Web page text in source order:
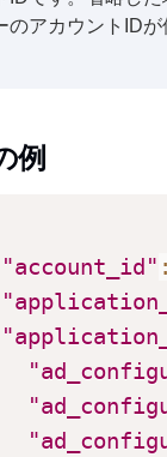
のアカウントIDが
例
"account_id" :